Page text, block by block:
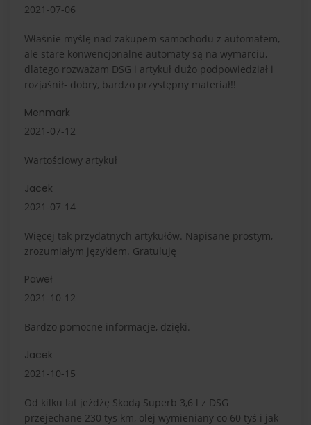
2021-07-06
Właśnie myślę nad zakupem samochodu z automatem,
ale stare konwencjonalne automaty są na wymarciu,
dlatego rozważam DSG i artykuł dużo podpowiedział i
rozjaśnił- dobry, bardzo przystępny materiał!!
Menmark
2021-07-12
Wartościowy artykuł
Jacek
2021-07-14
Więcej tak przydatnych artykułów. Napisane prostym,
zrozumiałym językiem. Gratuluję
Paweł
2021-10-12
Bardzo pomocne informacje, dzięki.
Jacek
2021-10-15
Od kilku lat jeżdżę Skodą Superb 3,6 l z DSG
przejechane 230 tys km, olej wymieniany co 60 tyś i jak